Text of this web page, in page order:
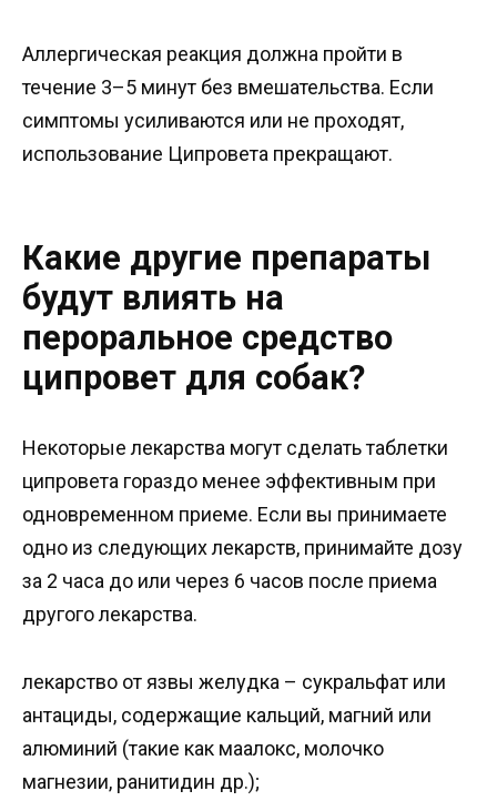
Аллергическая реакция должна пройти в
течение 3–5 минут без вмешательства. Если
симптомы усиливаются или не проходят,
использование Ципровета прекращают.
Какие другие препараты
будут влиять на
пероральное средство
ципровет для собак?
Некоторые лекарства могут сделать таблетки
ципровета гораздо менее эффективным при
одновременном приеме. Если вы принимаете
одно из следующих лекарств, принимайте дозу
за 2 часа до или через 6 часов после приема
другого лекарства.
лекарство от язвы желудка – сукральфат или
антациды, содержащие кальций, магний или
алюминий (такие как маалокс, молочко
магнезии, ранитидин др.);